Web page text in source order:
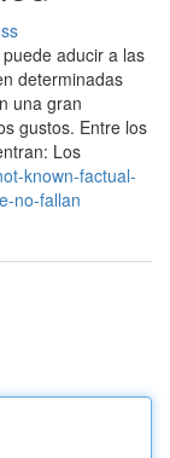
aducir a las
determinadas
una gran
gustos. Entre los
Los
known-factual-
no-fallan